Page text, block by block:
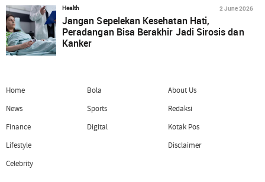
Health 2 June 2026
Jangan Sepelekan Kesehatan Hati,
Peradangan Bisa Berakhir Jadi Sirosis dan
Kanker
Home
News
Finance
Lifestyle
Celebrity
Bola
Sports
Digital
About Us
Redaksi
Kotak Pos
Disclaimer